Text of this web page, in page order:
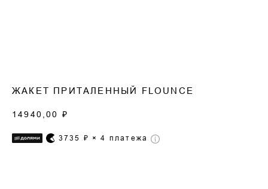
ЖАКЕТ ПРИТАЛЕННЫЙ FLOUNCE
14940,00 ₽
3735 ₽ × 4 платежа